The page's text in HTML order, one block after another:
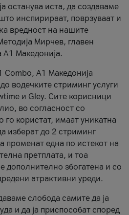
останува иста, да создаваме
инспирираат, поврзуваат и
вредност на нашите
Мирчев, главен
Македонија.
Combo, А1 Македонија
водечките стриминг услуги
и Gley. Сите корисници
во согласност со
користат, имаат уникатна
изберат до 2 стриминг
променат една по истекот на
претплата, и тоа
дополнително збогатена и со
атрактивни уреди.
слобода самите да ја
и да ја приспособат според